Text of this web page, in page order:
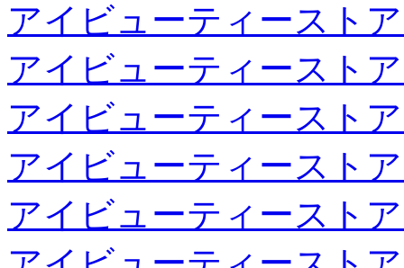
アイビューティースト
アイビューティースト
アイビューティースト
アイビューティースト
アイビューティースト